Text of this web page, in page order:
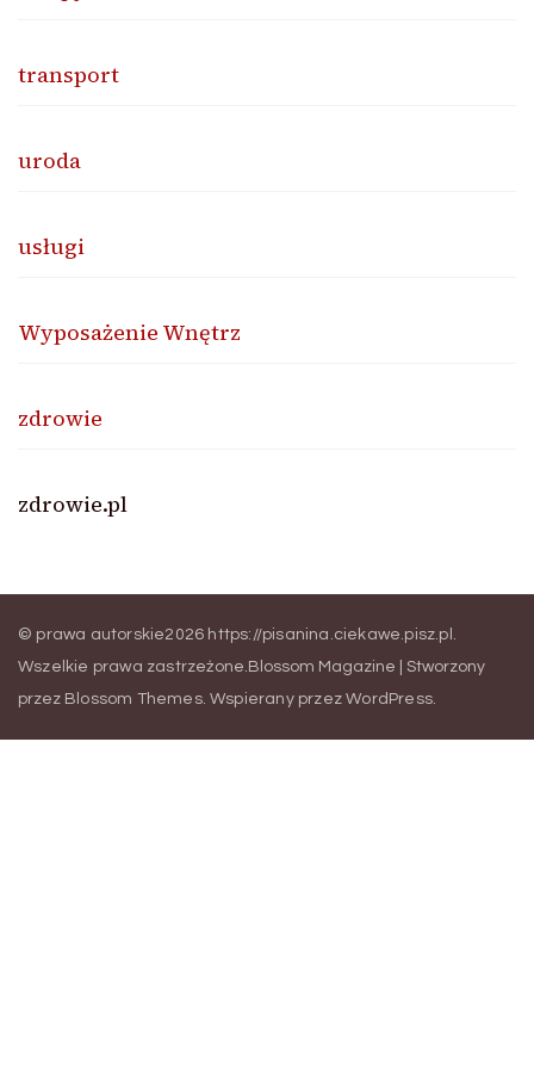
transport
uroda
usługi
Wyposażenie Wnętrz
zdrowie
zdrowie.pl
© prawa autorskie2026 https://pisanina.ciekawe.pisz.pl .
Wszelkie prawa zastrzeżone. Blossom Magazine | Stworzony
przez Blossom Themes. Wspierany przezWordPress.